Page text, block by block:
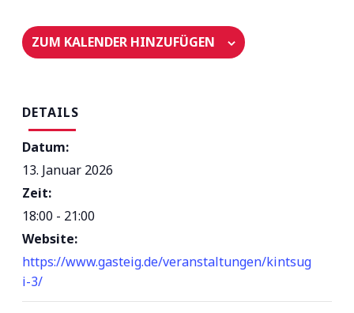
ZUM KALENDER HINZUFÜGEN
DETAILS
Datum:
13. Januar 2026
Zeit:
18:00 - 21:00
Website:
https://www.gasteig.de/veranstaltungen/kintsug
i-3/